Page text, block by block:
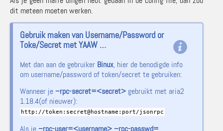
dit meteen moeten werken.
Gebruik maken van Username/Password or
Toke/Secret met YAAW …
Met dan aan de gebruiker Binux, hier de benodigde info
om username/password of token/secret te gebruiken:
Wanneer je–rpc-secret=<secret> gebruikt met aria2
1.18.4(of nieuwer):
http: //token:secret@hostname:port/jsonrpc
Als je–rpc-user=<username> –rpc-passwd=